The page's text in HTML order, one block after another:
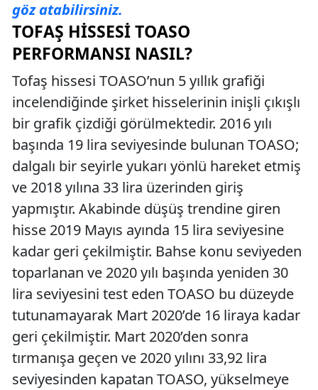
göz atabilirsiniz.
TOFAŞ HISSESI TOASO
PERFORMANSI NASIL?
Tofaş hissesi TOASO’nun 5 yıllık grafiği
incelendiğinde şirket hisselerinin inişli çıkışlı
bir grafik çizdiği görülmektedir. 2016 yılı
başında 19 lira seviyesinde bulunan TOASO;
dalgalı bir seyirle yukarı yönlü hareket etmiş
ve 2018 yılına 33 lira üzerinden giriş
yapmıştır. Akabinde düşüş trendine giren
hisse 2019 Mayıs ayında 15 lira seviyesine
kadar geri çekilmiştir. Bahse konu seviyeden
toparlanan ve 2020 yılı başında yeniden 30
lira seviyesini test eden TOASO bu düzeyde
tutunamayarak Mart 2020’de 16 liraya kadar
geri çekilmiştir. Mart 2020’den sonra
tırmanışa geçen ve 2020 yılını 33,92 lira
seviyesinden kapatan TOASO, yükselmeye